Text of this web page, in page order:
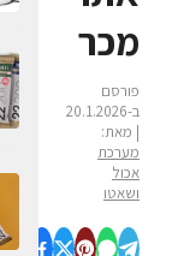
מכר
פורסם
ב-20.1.2026
| מאת:
מערכת
אכול
ושאטו